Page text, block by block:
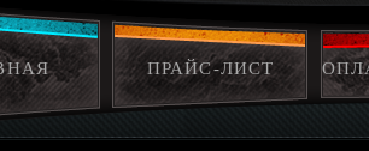
ПРАЙС-ЛИСТ